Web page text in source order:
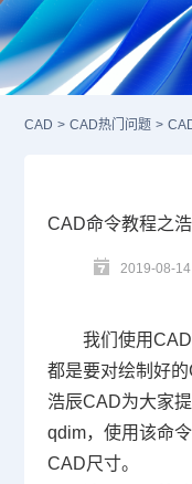
CAD > CAD热门问题 >
CAD命令教程之
2019-08-14
我们使用CAD
都是要对绘制好的
浩辰CAD为大家
qdim，使用该命
CAD尺寸。